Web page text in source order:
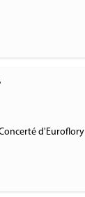
d'Euroflory